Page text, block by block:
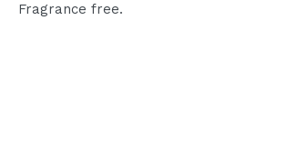
Fragrance free.